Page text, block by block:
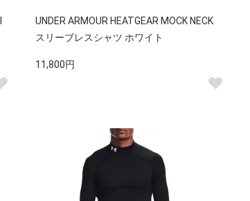
UNDER ARMOUR HEATGEAR MOCK NECK
スリーブレスシャツ ホワイト
11,800円